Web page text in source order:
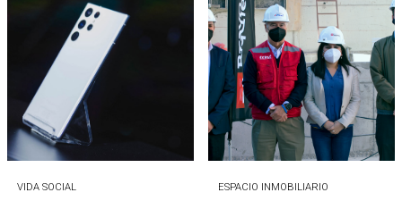
VIDA SOCIAL ESPACIO INMOBILIARIO